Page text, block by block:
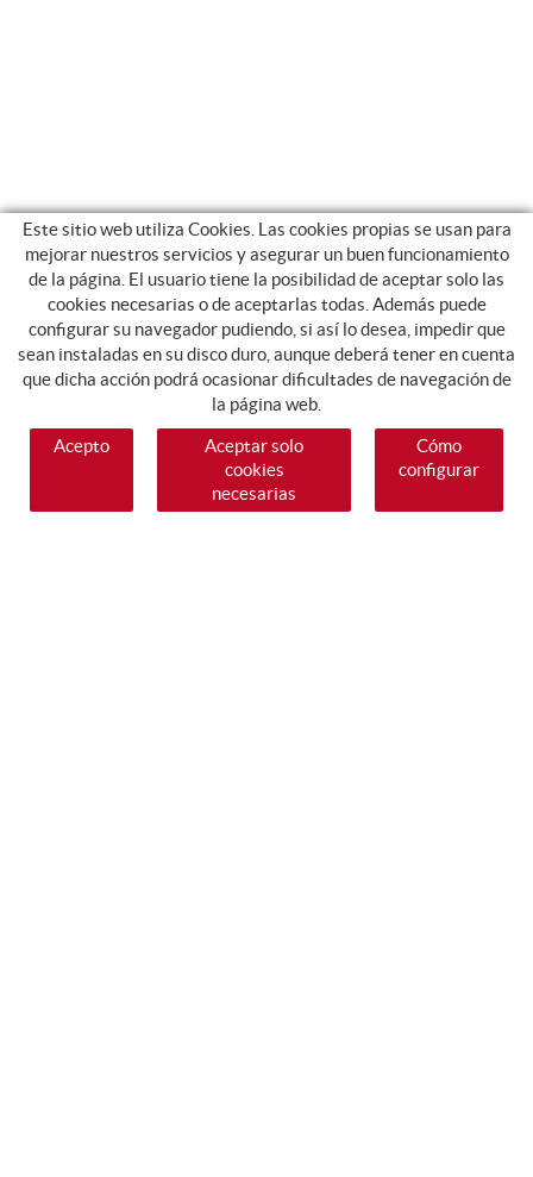
Este sitio web utiliza Cookies. Las cookies propias se usan para
mejorar nuestros servicios y asegurar un buen funcionamiento
de la página. El usuario tiene la posibilidad de aceptar solo las
cookies necesarias o de aceptarlas todas. Además puede
configurar su navegador pudiendo, si así lo desea, impedir que
sean instaladas en su disco duro, aunque deberá tener en cuenta
que dicha acción podrá ocasionar dificultades de navegación de
la página web.
Acepto
Aceptar solo
cookies
necesarias
Cómo
configurar